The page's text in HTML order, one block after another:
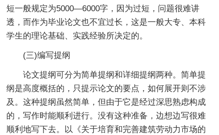
短一般规定为5000—6000字，因为过短，问题很难讲
透，而作为毕业论文也不宜过长，这是一般大专、本科
学生的理论基础、实践经验所决定的。
(三)编写提纲
论文提纲可分为简单提纲和详细提纲两种。简单提
纲是高度概括的，只提示论文的要点，如何展开则不涉
及。这种提纲虽然简单，但由于它是经过深思熟虑构成
的，写作时能顺利进行。没有这种准备，边想边写很难
顺利地写下去。以《关于培育和完善建筑劳动力市场的